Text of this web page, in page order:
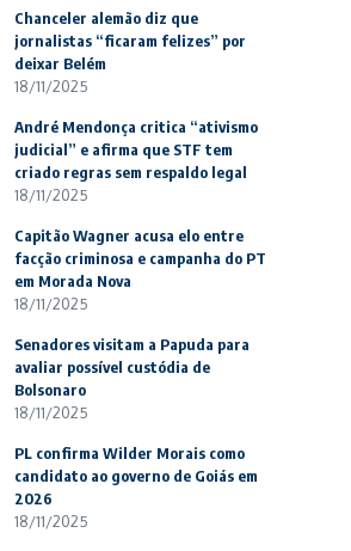
Chanceler alemão diz que
jornalistas “ficaram felizes” por
deixar Belém
18/11/2025
André Mendonça critica “ativismo
judicial” e afirma que STF tem
criado regras sem respaldo legal
18/11/2025
Capitão Wagner acusa elo entre
facção criminosa e campanha do PT
em Morada Nova
18/11/2025
Senadores visitam a Papuda para
avaliar possível custódia de
Bolsonaro
18/11/2025
PL confirma Wilder Morais como
candidato ao governo de Goiás em
2026
18/11/2025